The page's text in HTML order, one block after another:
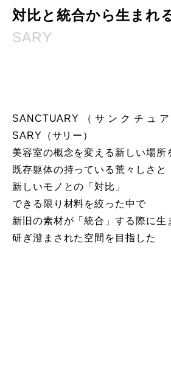
SARY
対比と統合から生 まれ
SANCTUARY（サンクチュ
SARY（サリー）
美容室の概念を変える新しい場所
既存躯体の持っている荒々しさと
新しいモノとの「対比」
できる限り材料を絞った中で
新旧の素材が「統合」する際に生
研ぎ澄まされた空間を目指した